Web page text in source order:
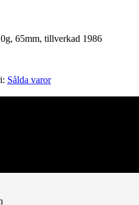
65mm, tillverkad 1986
Sålda varor